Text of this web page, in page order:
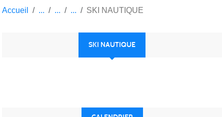
Accueil SKI NAUTIQUE
SKI NAUTIQUE